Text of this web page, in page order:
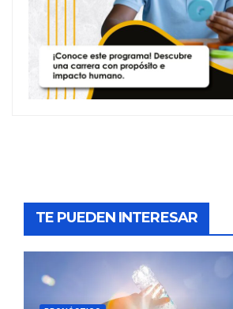
TE PUEDEN INTERESAR